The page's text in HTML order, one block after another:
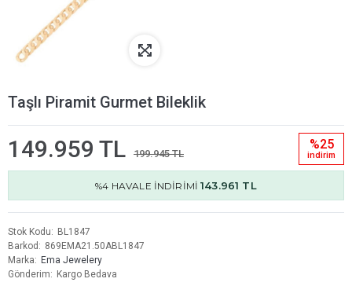
Taşlı Piramit Gurmet Bileklik
149.959 TL 199.945 TL
%25
i̇ndi̇ri̇m
%4 HAVALE İNDİRİMİ143.961 TL
Stok Kodu
BL1847
Barkod
869EMA21.50ABL1847
Marka
Ema Jewelery
Gönderim
Kargo Bedava